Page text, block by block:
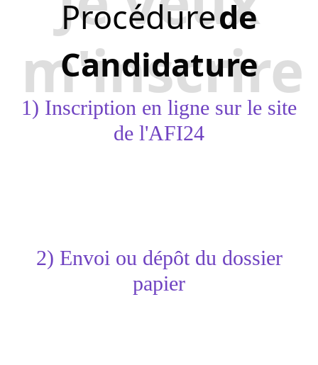
m'inscrire
Procédurede
Candidature
1) Inscription en ligne sur le site
de l'AFI24
2) Envoi ou dépôt du dossier
papier